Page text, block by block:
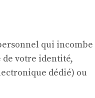
qui incombe
de votre identité,
dédié) ou